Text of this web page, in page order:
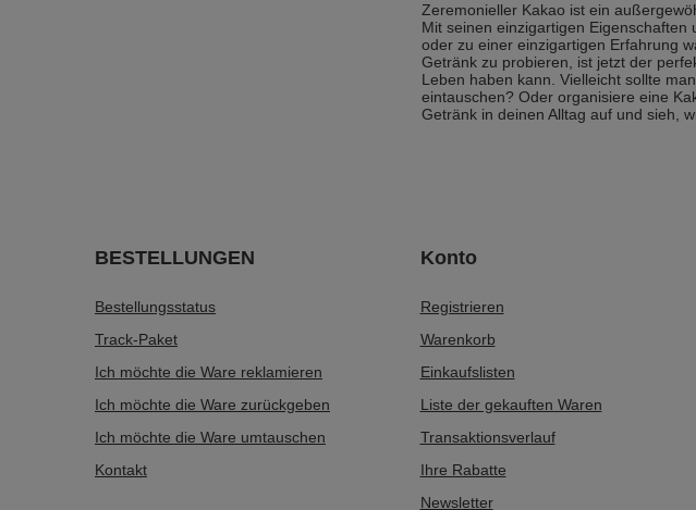
Zeremonieller Kakao ist ein
Mit seinen einzigartigen
oder zu einer einzigartigen Erfahrung
Getränk zu probieren, ist jetzt der
Leben haben kann. Vielleicht sollte
eintauschen? Oder organisiere eine
Getränk in deinen Alltag auf und sieh,
BESTELLUNGEN
Bestellungsstatus
Track-Paket
Ich möchte die Ware reklamieren
Ich möchte die Ware zurückgeben
Ich möchte die Ware umtauschen
Kontakt
Konto
Registrieren
Warenkorb
Einkaufslisten
Liste der gekauften Waren
Transaktionsverlauf
Ihre Rabatte
Newsletter